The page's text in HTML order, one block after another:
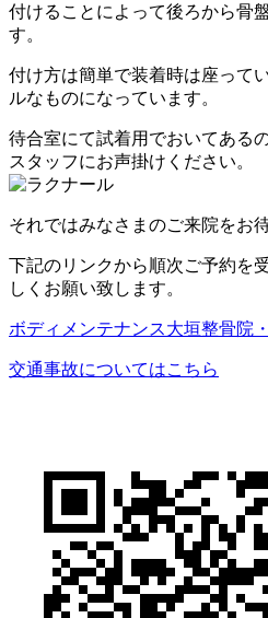
付けることによって後ろから骨
す。
付け方は簡単で装着時は座って
ルなものになっています。
待合室にて試着用でおいてある
スタッフにお声掛けください。
それではみなさまのご来院をお
下記のリンクから順次ご予約を
しくお願い致します。
ボディメンテナンス大垣整骨院
交通事故についてはこちら